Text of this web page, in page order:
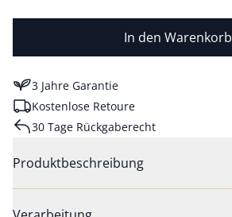
In den Warenkorb
3 Jahre Garantie
Kostenlose Retoure
30 Tage Rückgaberecht
Produktbeschreibung